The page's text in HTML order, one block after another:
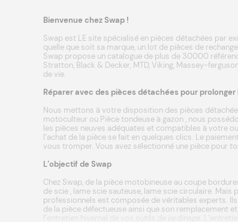
Bienvenue chez Swap !
Swap est LE site spécialisé en pièces détachées par
quelle que soit sa marque, un lot de pièces de
Swap propose un catalogue de plus de 30000
Stratton, Black & Decker, MTD,Viking, Massey-
de vie.
Réparer avec des pièces détachées pour
Nous mettons à votre disposition des pièces
motoculteur ou Pièce tondeuse à gazon , nous
les pièces neuves adéquates et compatibles à votre
l’achat de la pièce se fait en quelques clics. Le
vous tromper. Vous avez sélectionné une pièce pour
L’objectif de Swap
Chez Swap, de la pièce motobineuse au coupe
de scie , lame scie sauteuse, lame scie circulaire.
professionnels est composée de véritables experts.
de la pièce défectueuse ainsi que son remplacement
l’entretien hivernal
de vos outils de jardinage.